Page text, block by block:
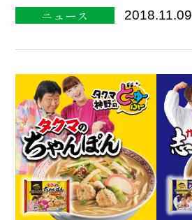
ニュース 2018.11.09